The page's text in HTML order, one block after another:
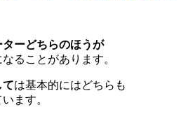
ーどちらのほうが
ることがあります。
ては基本的にはどちらも
ます。